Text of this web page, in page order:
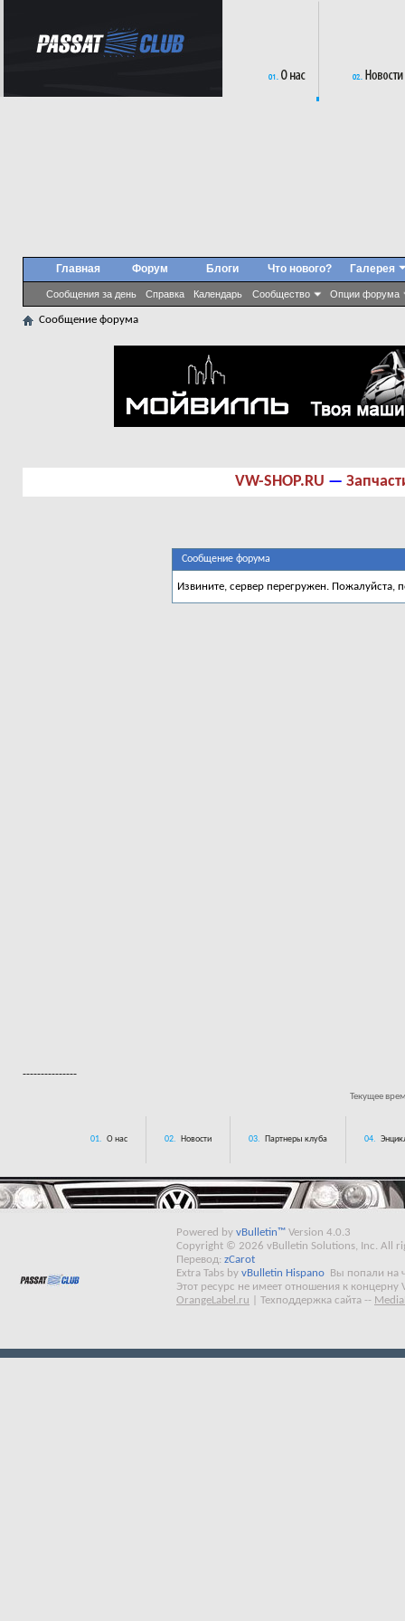
Главная Форум
Сообщения за день Справка Календарь Сообщество Опции форума
Блоги Что нового? Галерея
Сообщение форума
VW-SHOP.RU —
Сообщение форума
Извините, сервер перегружен. Пожалуйста,
---------------
Текущее
01. О нас 02. Новости 03. Партнеры клуба 04.
Powered by vBulletin™ Version 4.0.3
Copyright © 2026 vBulletin Solutions, Inc. All
Перевод: zCarot
Extra Tabs by vBulletin Hispano
Вы попали на
Этот ресурс не имеет отношения к концерну
OrangeLabel.ru
Техподдержка сайта --